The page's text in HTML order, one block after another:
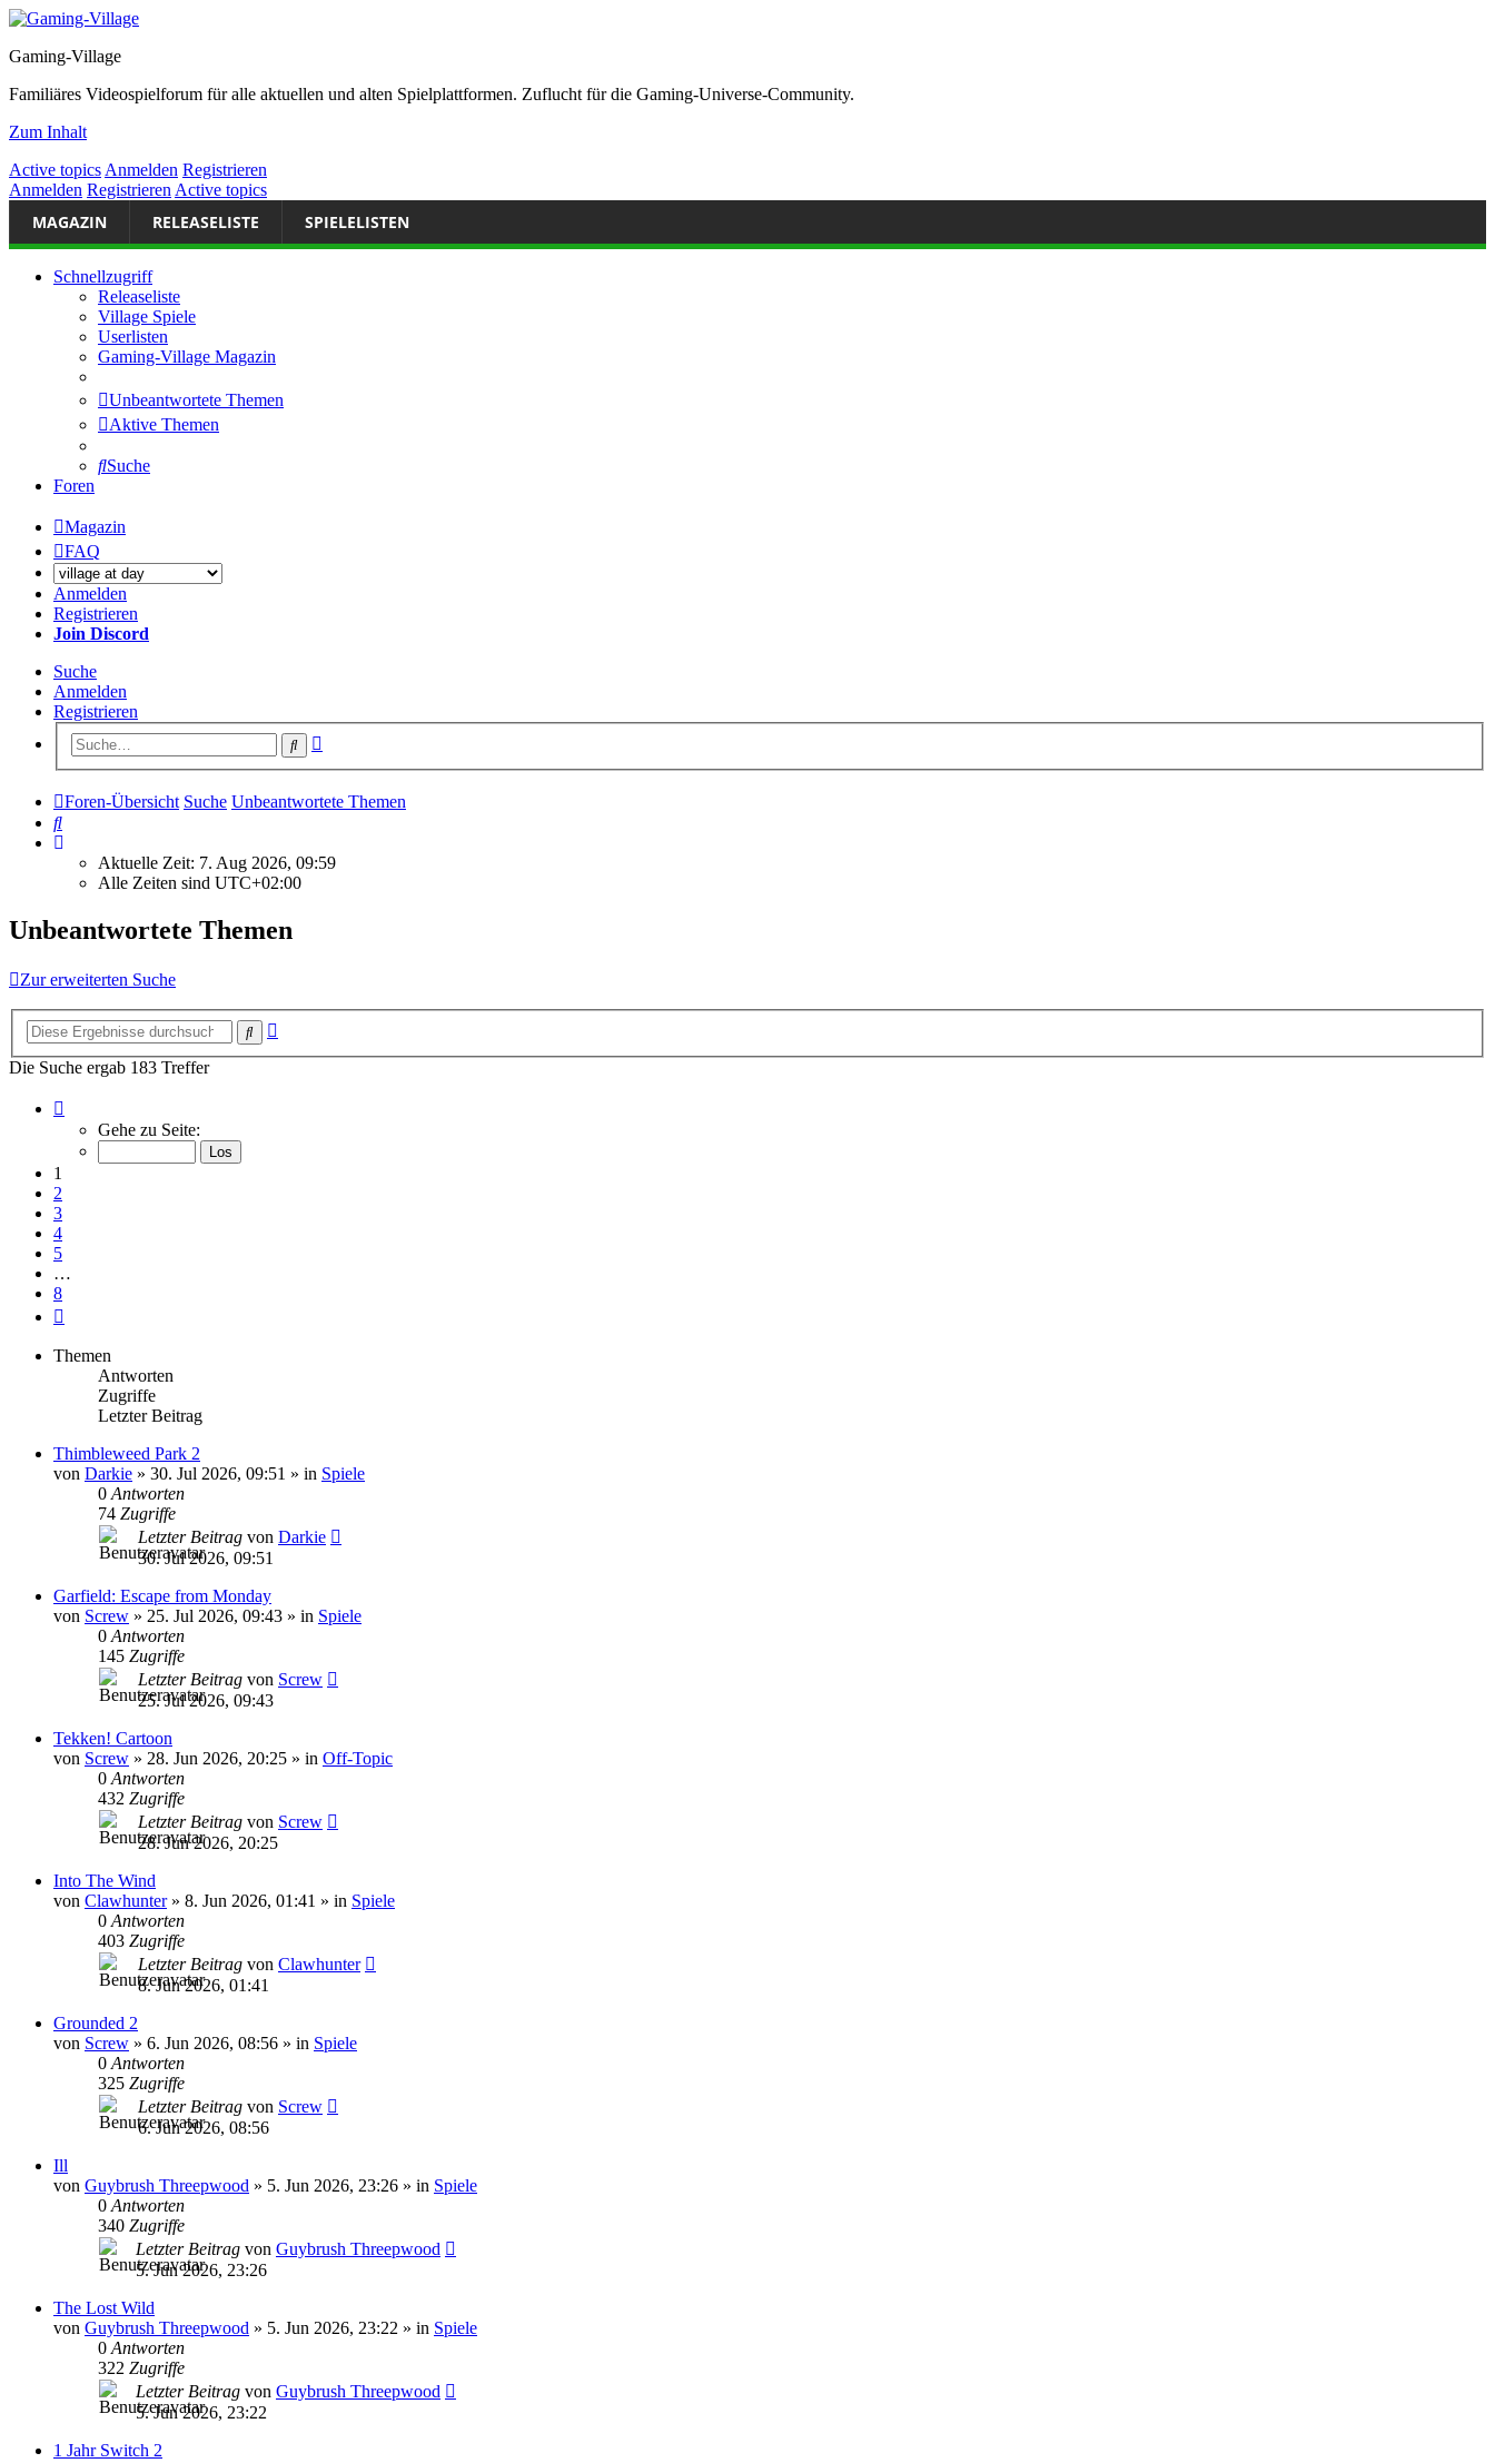
Gaming-Village
Familiäres Videospielforum für alle aktuellen und alten Spielplattformen. Zuflucht für die Gaming-Universe-Community.
Zum Inhalt
Active topics Anmelden Registrieren
Anmelden Registrieren Active topics
MAGAZIN RELEASELISTE SPIELELISTEN
Schnellzugriff
Releaseliste
Village Spiele
Userlisten
Gaming-Village Magazin
Unbeantwortete Themen
Aktive Themen
Suche
Foren
Magazin
FAQ
Anmelden
Registrieren
Join Discord
Suche
Anmelden
Registrieren
Suche
Foren-Übersicht Suche Unbeantwortete Themen
Suche
Aktuelle Zeit: 7. Aug 2026, 09:59
Alle Zeiten sind UTC+02:00
Unbeantwortete Themen
Zur erweiterten Suche
Suche
Die Suche ergab 183 Treffer
von
Gehe zu Seite:
1
2
3
4
5
…
8
Themen
Antworten
Zugriffe
Letzter Beitrag
Thimbleweed Park 2
von Darkie » 30. Jul 2026, 09:51 » in Spiele
0 Antworten
74 Zugriffe
Letzter Beitrag von Darkie
30. Jul 2026, 09:51
Garfield: Escape from Monday
von Screw » 25. Jul 2026, 09:43 » in Spiele
0 Antworten
145 Zugriffe
Letzter Beitrag von Screw
25. Jul 2026, 09:43
Tekken! Cartoon
von Screw » 28. Jun 2026, 20:25 » in Off-Topic
0 Antworten
432 Zugriffe
Letzter Beitrag von Screw
28. Jun 2026, 20:25
Into The Wind
von Clawhunter» 8. Jun 2026, 01:41 » in Spiele
0 Antworten
403 Zugriffe
Letzter Beitrag von Clawhunter
8. Jun 2026, 01:41
Grounded 2
von Screw » 6. Jun 2026, 08:56 » in Spiele
0 Antworten
325 Zugriffe
Letzter Beitrag von Screw
6. Jun 2026, 08:56
Ill
von Guybrush Threepwood » 5. Jun 2026, 23:26 » in Spiele
0 Antworten
340 Zugriffe
Letzter Beitrag von Guybrush Threepwood
5. Jun 2026, 23:26
The Lost Wild
von Guybrush Threepwood » 5. Jun 2026, 23:22 » in Spiele
0 Antworten
322 Zugriffe
Letzter Beitrag von Guybrush Threepwood
5. Jun 2026, 23:22
1 Jahr Switch 2